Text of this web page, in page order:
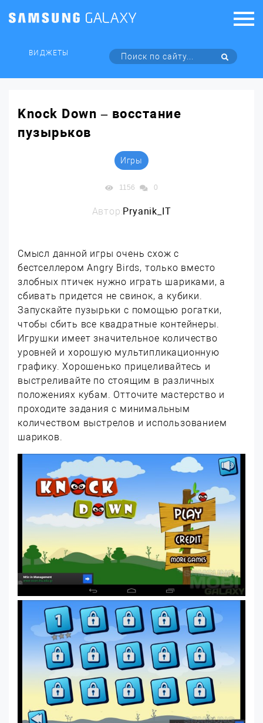
ВИДЖЕТЫ
Knock Down – восстание
пузырьков
Игры
1156 0
Автор:Pryanik_IT
Смысл данной игры очень схож с
бестселлером Angry Birds, только вместо
злобных птичек нужно играть шариками, а
сбивать придется не свинок, а кубики.
Запускайте пузырьки с помощью рогатки,
чтобы сбить все квадратные контейнеры.
Игрушки имеет значительное количество
уровней и хорошую мультипликационную
графику. Хорошенько прицеливайтесь и
выстреливайте по стоящим в различных
положениях кубам. Отточите мастерство и
проходите задания с минимальным
количеством выстрелов и использованием
шариков.